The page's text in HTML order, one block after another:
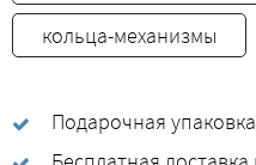
кольца-механизмы
Подарочная